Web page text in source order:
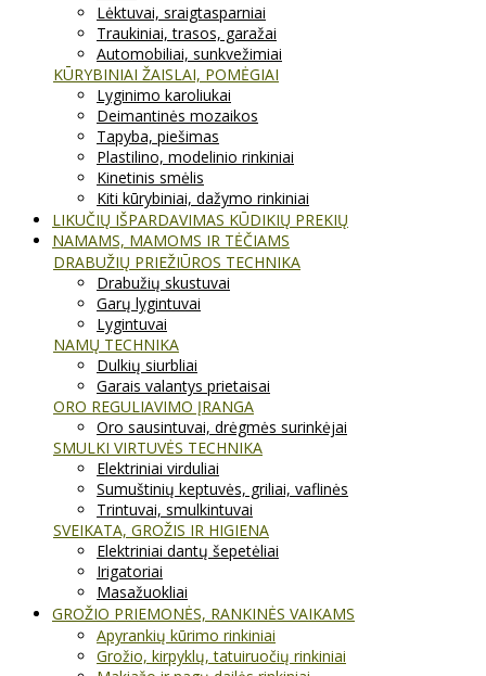
Lėktuvai, sraigtasparniai
Traukiniai, trasos, garažai
Automobiliai, sunkvežimiai
KŪRYBINIAI ŽAISLAI, POMĖGIAI
Lyginimo karoliukai
Deimantinės mozaikos
Tapyba, piešimas
Plastilino, modelinio rinkiniai
Kinetinis smėlis
Kiti kūrybiniai, dažymo rinkiniai
LIKUČIŲ IŠPARDAVIMAS KŪDIKIŲ PREKIŲ
NAMAMS, MAMOMS IR TĖČIAMS
DRABUŽIŲ PRIEŽIŪROS TECHNIKA
Drabužių skustuvai
Garų lygintuvai
Lygintuvai
NAMŲ TECHNIKA
Dulkių siurbliai
Garais valantys prietaisai
ORO REGULIAVIMO ĮRANGA
Oro sausintuvai, drėgmės surinkėjai
SMULKI VIRTUVĖS TECHNIKA
Elektriniai virduliai
Sumuštinių keptuvės, griliai, vaflinės
Trintuvai, smulkintuvai
SVEIKATA, GROŽIS IR HIGIENA
Elektriniai dantų šepetėliai
Irigatoriai
Masažuokliai
GROŽIO PRIEMONĖS, RANKINĖS VAIKAMS
Apyrankių kūrimo rinkiniai
Grožio, kirpyklų, tatuiruočių rinkiniai